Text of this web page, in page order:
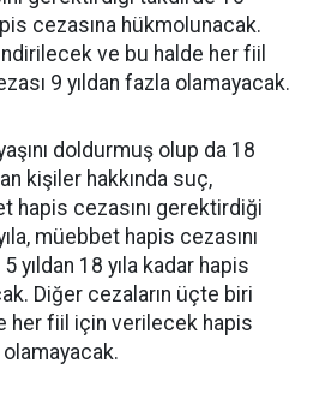
cezasına hükmolunacak.
ve bu halde her fiil
9 yıldan fazla olamayacak.
doldurmuş olup da 18
kişiler hakkında suç,
hapis cezasını gerektirdiği
müebbet hapis cezasını
yıldan 18 yıla kadar hapis
Diğer cezaların üçte biri
her fiil için verilecek hapis
olamayacak.